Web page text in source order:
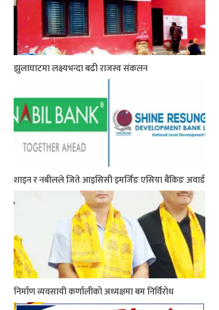
झुलाघाटमा लक्ष्यभन्दा बढी राजस्व संकलन
शाइन र नबीलले जिते आइसिसी इमर्जिङ एसिया बैंकिङ अवार्ड
निर्माण व्यवसायी कर्णालीको अध्यक्षमा बम निर्विरोध